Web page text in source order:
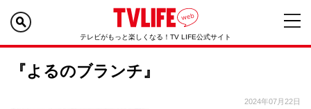
テレビがもっと楽しくなる！TV LIFE公式サイト
『よるのブランチ』
2024年07月22日